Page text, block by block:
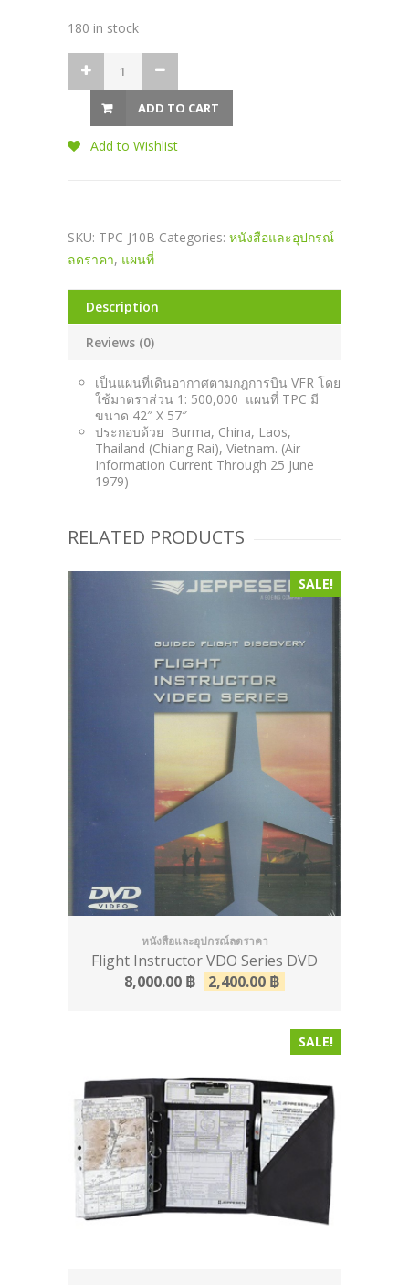
180 in stock
ADD TO CART
Add to Wishlist
SKU: TPC-J10B Categories: หนังสือและอุปกรณ์
ลดราคา, แผนที่
Description
Reviews (0)
เป็นแผนที่เดินอากาศตามกฎการบิน VFR โดย
ใช้มาตราส่วน 1: 500,000 แผนที่ TPC มี
ขนาด 42″ X 57″
ประกอบด้วย Burma, China, Laos,
Thailand (Chiang Rai), Vietnam. (Air
Information Current Through 25 June
1979)
RELATED PRODUCTS
SALE!
หนังสือและอุปกรณ์ลดราคา
Flight Instructor VDO Series DVD
8,000.00฿ 2,400.00 ฿
SALE!